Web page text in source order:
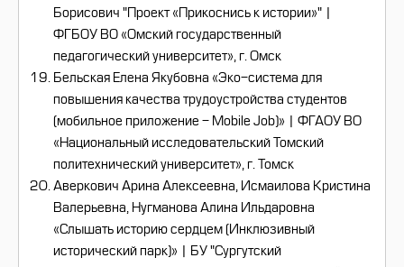
Борисович "Проект «Прикоснись к истории»" |
ФГБОУ ВО «Омский государственный
педагогический университет», г. Омск
Бельская Елена Якубовна «Эко-система для
повышения качества трудоустройства студентов
(мобильное приложение - Mobile Job)» | ФГАОУ ВО
«Национальный исследовательский Томский
политехнический университет», г. Томск
Аверкович Арина Алексеевна, Исмаилова Кристина
Валерьевна, Нугманова Алина Ильдаровна
«Слышать историю сердцем (Инклюзивный
исторический парк)» | БУ "Сургутский